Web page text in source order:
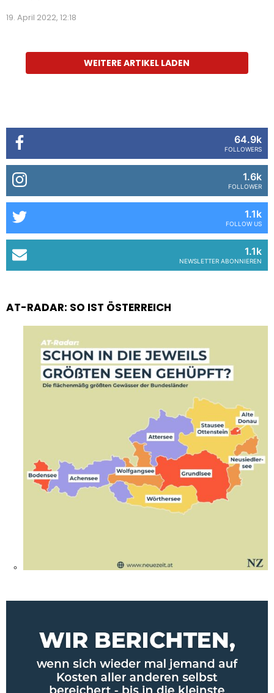
19. April 2022, 12:18
WEITERE ARTIKEL LADEN
64.9k
FOLLOWERS
1.6k
FOLLOWER
1.1k
FOLLOW US
1.1k
NEWSLETTER ABONNIEREN
AT-RADAR: SO IST ÖSTERREICH